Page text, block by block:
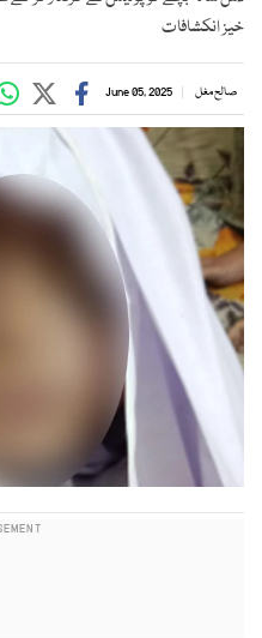
خیز انکشافات
صالح مغل June 05, 2025